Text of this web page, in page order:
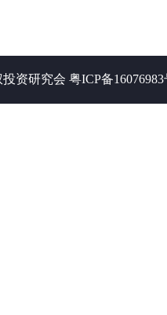
投资研究会 粤ICP备16076983